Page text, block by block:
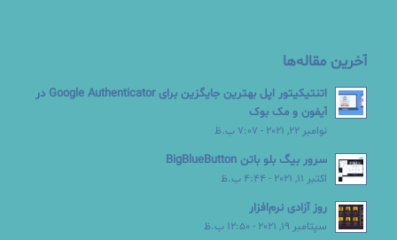
آخرین مقاله‌ها
اتنتیکیتور اپل بهترین جایگزین برای Google Authenticator در
آیفون و مک بوک
نوامبر 22, 2021 - 7:07 ب.ظ
سرور بیگ بلو باتن BigBlueButton
اکتبر 11, 2021 - 4:44 ب.ظ
روز آزادی نرم‌افزار
سپتامبر 19, 2021 - 12:50 ب.ظ